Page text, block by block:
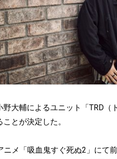
野大輔によるユニット「TRD
とが決定した。
ニメ「吸血鬼すぐ死ぬ2」にて